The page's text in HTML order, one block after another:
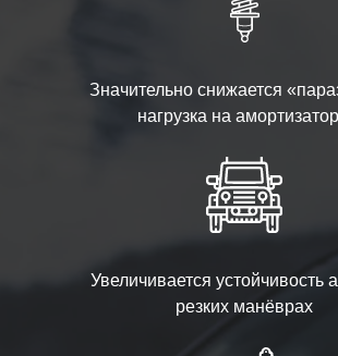
Значительно снижается
нагрузка на
Увеличивается устойчивость
резких манёврах